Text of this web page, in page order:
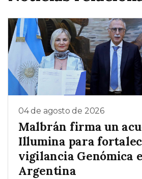
04 de agosto de 2026
Malbrán firma un
Illumina para
vigilancia Genómica
Argentina